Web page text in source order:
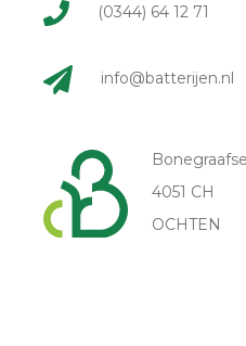
(0344) 64 12 71
info@batterijen.nl
4051 CH
OCHTEN